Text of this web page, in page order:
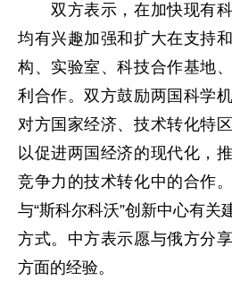
双方表示，在加快现有科
均有兴趣加强和扩大在支持
构、实验室、科技合作基地
利合作。双方鼓励两国科学
对方国家经济、技术转化特
以促进两国经济的现代化，
竞争力的技术转化中的合作
与“斯科尔科沃”创新中心有关
方式。中方表示愿与俄方分
方面的经验。